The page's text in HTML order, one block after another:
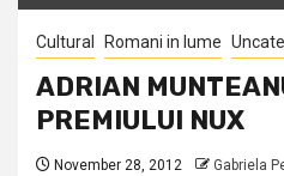
Cultural Romani in lume
ADRIAN
PREMIULUI NUX
November 28, 2012 Gabriela